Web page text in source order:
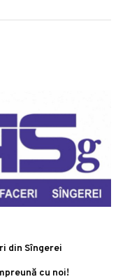
din Sîngerei
cu noi!